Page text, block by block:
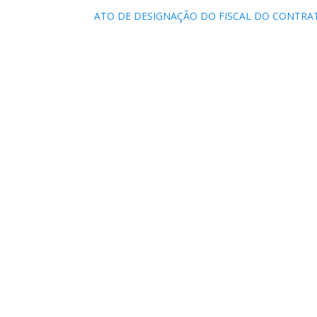
ATO DE DESIGNAÇÃO DO FISCAL DO